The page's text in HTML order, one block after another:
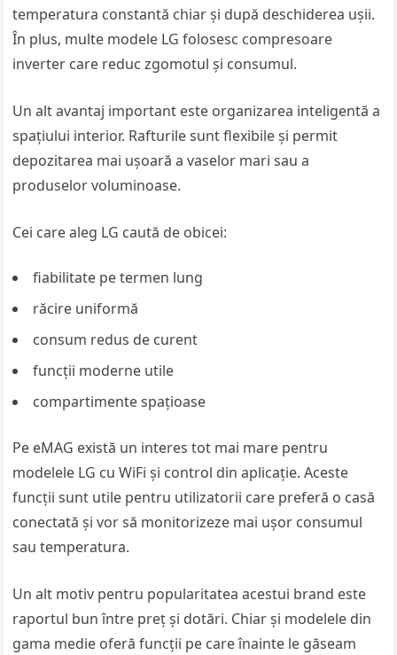
temperatura constantă chiar și după deschiderea ușii.
În plus, multe modele LG folosesc compresoare
inverter care reduc zgomotul și consumul.
Un alt avantaj important este organizarea inteligentă a
spațiului interior. Rafturile sunt flexibile și permit
depozitarea mai ușoară a vaselor mari sau a
produselor voluminoase.
Cei care aleg LG caută de obicei:
fiabilitate pe termen lung
răcire uniformă
consum redus de curent
funcții moderne utile
compartimente spațioase
Pe eMAG există un interes tot mai mare pentru
modelele LG cu WiFi și control din aplicație. Aceste
funcții sunt utile pentru utilizatorii care preferă o casă
conectată și vor să monitorizeze mai ușor consumul
sau temperatura.
Un alt motiv pentru popularitatea acestui brand este
raportul bun între preț și dotări. Chiar și modelele din
gama medie oferă funcții pe care înainte le găseam